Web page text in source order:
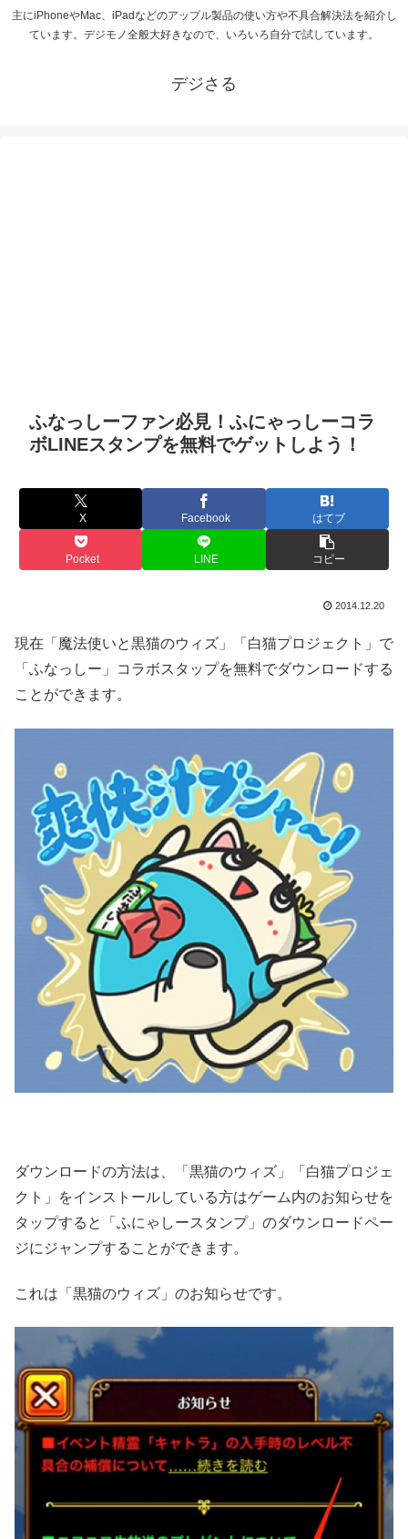
主にiPhoneやMac、iPadなどのアップル製品の使い方や不具合解決法を紹介し
ています。デジモノ全般大好きなので、いろいろ自分で試しています。
デジさる
ふなっしーファン必見！ふにゃっしーコラ
ボLINEスタンプを無料でゲットしよう！
X Facebook はてブ
Pocket LINE コピー
2014.12.20
現在「魔法使いと黒猫のウィズ」「白猫プロジェクト」で
「ふなっしー」コラボスタップを無料でダウンロードする
ことができます。
ダウンロードの方法は、「黒猫のウィズ」「白猫プロジェ
クト」をインストールしている方はゲーム内のお知らせを
タップすると「ふにゃしースタンプ」のダウンロードペー
ジにジャンプすることができます。
これは「黒猫のウィズ」のお知らせです。